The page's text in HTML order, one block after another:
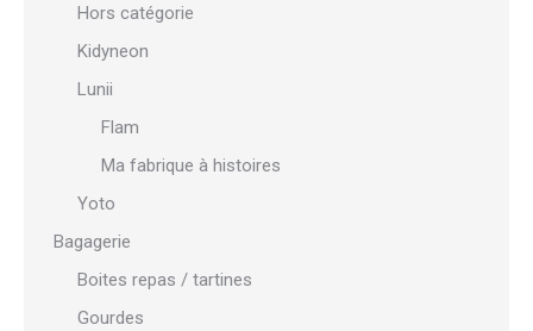
Hors catégorie
Kidyneon
Lunii
Flam
Ma fabrique à histoires
Yoto
Bagagerie
Boites repas / tartines
Gourdes